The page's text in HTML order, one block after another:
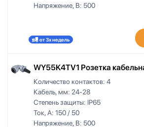
Напряжение, В: 500
от 3х недель
WY55K4TV1 Розетка
Количество контактов: 4
Кабель, мм: 24-28
Степень защиты: IP65
Ток, А: 150 / 50
Напряжение, В: 500